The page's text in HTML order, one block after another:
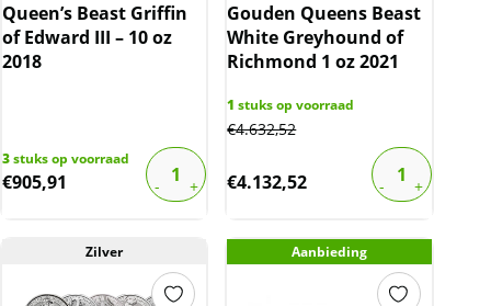
Queen’s Beast Griffin
of Edward III – 10 oz
2018
3stuks op voorraad
€905,91
Gouden Queens Beast
White Greyhound of
Richmond 1 oz 2021
1 stuks op voorraad
€4.632,52
€4.132,52
Zilver Aanbieding